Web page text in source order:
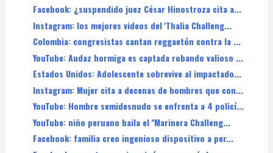
Facebook: ¿suspendido juez César Hinostroza cita a...
Instagram: los mejores videos del 'Thalia Challeng...
Colombia: congresistas cantan reggaetón contra la ...
YouTube: Audaz hormiga es captada robando valioso ...
Estados Unidos: Adolescente sobrevive al impactado...
Instagram: Mujer cita a decenas de hombres que con...
YouTube: Hombre semidesnudo se enfrenta a 4 policí...
YouTube: niño peruano baila el ''Marinera Challeng...
Facebook: familia creo ingenioso dispositivo a per...